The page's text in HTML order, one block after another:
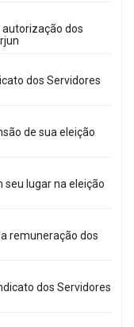
dos
dos Servidores
de sua eleição
lugar na eleição
remuneração dos
dos Servidores